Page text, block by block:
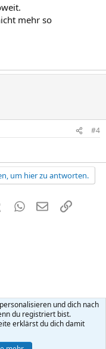
mehr so
#4
um hier zu antworten.
Tumblr WhatsApp
E-MailLink
Hilfe
R
Ltd.
und dich nach
du registriert bist.
erklärst du dich damit